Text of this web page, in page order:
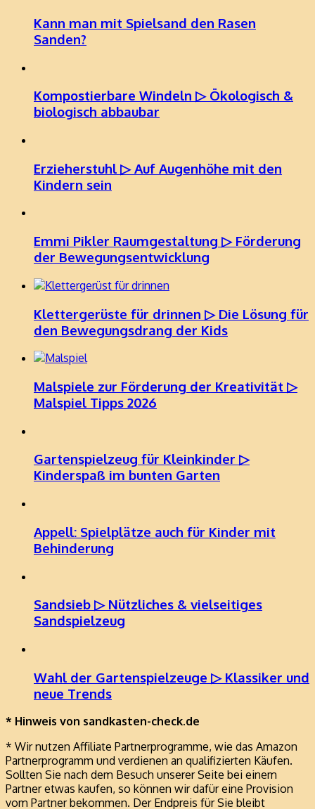
Kann man mit Spielsand den Rasen
Sanden?
Kompostierbare Windeln ▷ Ökologisch &
biologisch abbaubar
Erzieherstuhl ▷ Auf Augenhöhe mit den
Kindern sein
Emmi Pikler Raumgestaltung ▷ Förderung
der Bewegungsentwicklung
Klettergerüste für drinnen ▷ Die Lösung für
den Bewegungsdrang der Kids
Malspiele zur Förderung der Kreativität ▷
Malspiel Tipps 2026
Gartenspielzeug für Kleinkinder ▷
Kinderspaß im bunten Garten
Appell: Spielplätze auch für Kinder mit
Behinderung
Sandsieb ▷ Nützliches & vielseitiges
Sandspielzeug
Wahl der Gartenspielzeuge ▷ Klassiker und
neue Trends
* Hinweis von sandkasten-check.de
* Wir nutzen Affiliate Partnerprogramme, wie das Amazon
Partnerprogramm und verdienen an qualifizierten Käufen.
Sollten Sie nach dem Besuch unserer Seite bei einem
Partner etwas kaufen, so können wir dafür eine Provision
vom Partner bekommen. Der Endpreis für Sie bleibt